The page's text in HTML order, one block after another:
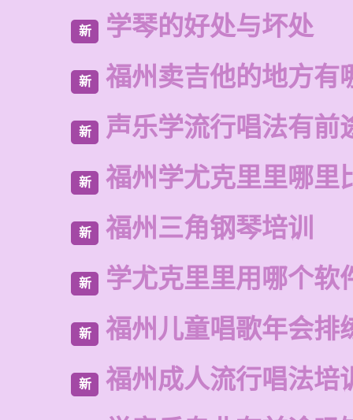
新 学琴的好处与坏处
新 福州卖吉他的地方有
新 声乐学流行唱法有前
新 福州学尤克里里哪里
新 福州三角钢琴培训
新 学尤克里里用哪个软
新 福州儿童唱歌年会排
新 福州成人流行唱法培